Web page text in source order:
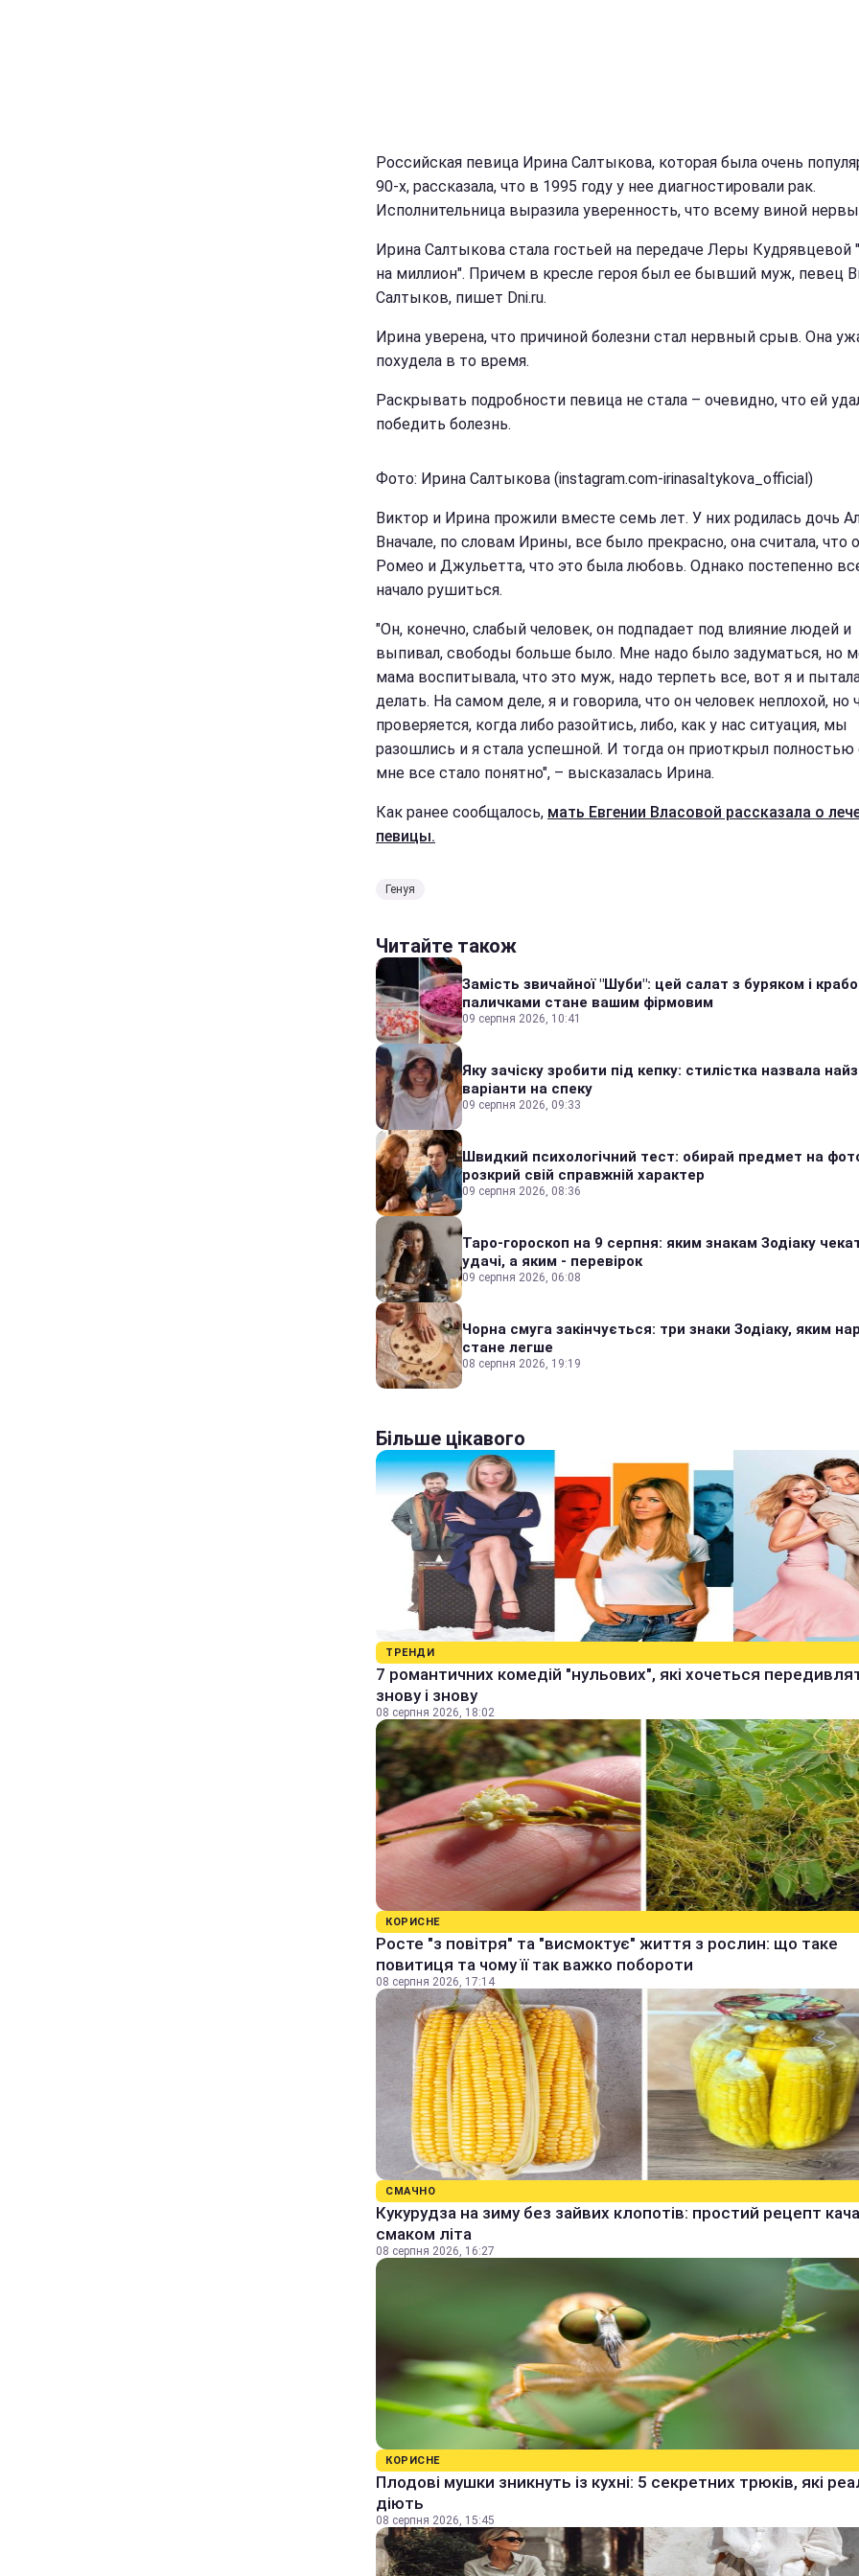
Российская певица Ирина Салтыкова, которая была очень
90-х, рассказала, что в 1995 году у нее диагностировали рак.
Исполнительница выразила уверенность, что всему виной
Ирина Салтыкова стала гостьей на передаче Леры Кудрявцевой
на миллион". Причем в кресле героя был ее бывший муж, певец
Салтыков, пишет Dni.ru.
Ирина уверена, что причиной болезни стал нервный срыв. Она
похудела в то время.
Раскрывать подробности певица не стала – очевидно, что ей
победить болезнь.
Фото: Ирина Салтыкова (instagram.com-irinasaltykova_official)
Виктор и Ирина прожили вместе семь лет. У них родилась дочь
Вначале, по словам Ирины, все было прекрасно, она считала, что
Ромео и Джульетта, что это была любовь. Однако постепенно
начало рушиться.
"Он, конечно, слабый человек, он подпадает под влияние людей и
выпивал, свободы больше было. Мне надо было задуматься, но
мама воспитывала, что это муж, надо терпеть все, вот я и
делать. На самом деле, я и говорила, что он человек неплохой, но
проверяется, когда либо разойтись, либо, как у нас ситуация, мы
разошлись и я стала успешной. И тогда он приоткрыл полностью
мне все стало понятно", – высказалась Ирина.
Как ранее сообщалось, мать Евгении Власовой рассказала о
певицы.
Генуя
Читайте також
Замість звичайної "Шуби": цей салат з буряком і
паличками стане вашим фірмовим
09 серпня 2026, 10:41
Яку зачіску зробити під кепку: стилістка назвала
варіанти на спеку
09 серпня 2026, 09:33
Швидкий психологічний тест: обирай предмет на
розкрий свій справжній характер
09 серпня 2026, 08:36
Таро-гороскоп на 9 серпня: яким знакам Зодіаку
удачі, а яким - перевірок
09 серпня 2026, 06:08
Чорна смуга закінчується: три знаки Зодіаку, яким
стане легше
08 серпня 2026, 19:19
Більше цікавого
ТРЕНДИ
7 романтичних комедій "нульових", які хочеться
знову і знову
08 серпня 2026, 18:02
КОРИСНЕ
Росте "з повітря" та "висмоктує" життя з рослин: що таке
повитиця та чому її так важко побороти
08 серпня 2026, 17:14
СМАЧНО
Кукурудза на зиму без зайвих клопотів: простий рецепт
смаком літа
08 серпня 2026, 16:27
КОРИСНЕ
Плодові мушки зникнуть із кухні: 5 секретних трюків, які
діють
08 серпня 2026, 15:45